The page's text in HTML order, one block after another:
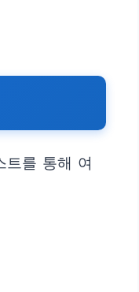
트를 통해 여